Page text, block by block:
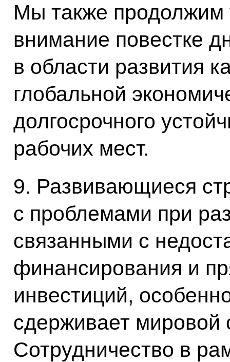
Мы также продолжим
внимание повестке
в области развития
глобальной
долгосрочного
рабочих мест.
9. Развивающиеся
с проблемами при
связанными с
финансирования и
инвестиций,
сдерживает мировой
Сотрудничество в